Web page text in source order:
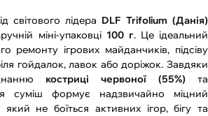
світового лідера DLF Trifolium (Данія)
міні-упаковці 100 г. Це ідеальний
ремонту ігрових майданчиків, підсіву
гойдалок, лавок або доріжок. Завдяки
костриці червоної (55%) та
суміш формує надзвичайно міцний
не боїться активних ігор, бігу та